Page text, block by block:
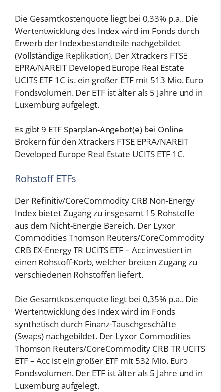
Die Gesamtkostenquote liegt bei 0,33% p.a.. Die
Wertentwicklung des Index wird im Fonds durch
Erwerb der Indexbestandteile nachgebildet
(Vollständige Replikation). Der Xtrackers FTSE
EPRA/NAREIT Developed Europe Real Estate
UCITS ETF 1C ist ein großer ETF mit 513 Mio. Euro
Fondsvolumen. Der ETF ist älter als 5 Jahre und in
Luxemburg aufgelegt.
Es gibt 9 ETF Sparplan-Angebot(e) bei Online
Brokern für den Xtrackers FTSE EPRA/NAREIT
Developed Europe Real Estate UCITS ETF 1C.
Rohstoff ETFs
Der Refinitiv/CoreCommodity CRB Non-Energy
Index bietet Zugang zu insgesamt 15 Rohstoffe
aus dem Nicht-Energie Bereich. Der Lyxor
Commodities Thomson Reuters/CoreCommodity
CRB EX-Energy TR UCITS ETF – Acc investiert in
einen Rohstoff-Korb, welcher breiten Zugang zu
verschiedenen Rohstoffen liefert.
Die Gesamtkostenquote liegt bei 0,35% p.a.. Die
Wertentwicklung des Index wird im Fonds
synthetisch durch Finanz-Tauschgeschäfte
(Swaps) nachgebildet. Der Lyxor Commodities
Thomson Reuters/CoreCommodity CRB TR UCITS
ETF – Acc ist ein großer ETF mit 532 Mio. Euro
Fondsvolumen. Der ETF ist älter als 5 Jahre und in
Luxemburg aufgelegt.